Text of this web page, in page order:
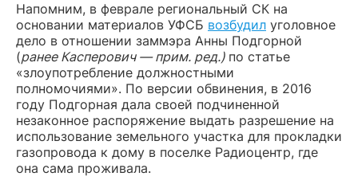
Напомним, в феврале региональный СК на
основании материалов УФСБ возбудил уголовное
дело в отношении заммэра Анны Подгорной
(ранее Касперович — прим. ред.) по статье
«злоупотребление должностными
полномочиями». По версии обвинения, в 2016
году Подгорная дала своей подчиненной
незаконное распоряжение выдать разрешение на
использование земельного участка для прокладки
газопровода к дому в поселке Радиоцентр, где
она сама проживала.